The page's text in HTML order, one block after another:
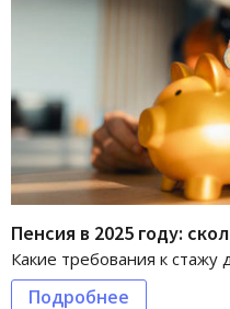
Пенсия в 2025 году:
Какие требования к стажу
Подробнее